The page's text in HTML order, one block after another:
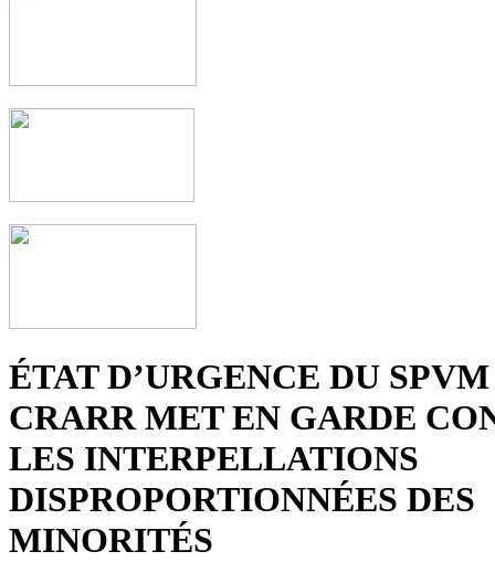
ÉTAT D’URGENCE DU
CRARR MET EN GARDE
LES INTERPELLATIONS
DISPROPORTIONNÉES DES
MINORITÉS